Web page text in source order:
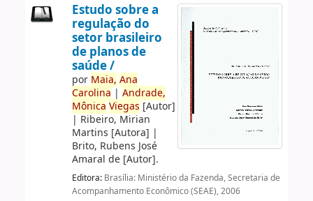
Estudo sobre a
regulação do
setor brasileiro
de planos de
saúde /
por Maia, Ana
Carolina | Andrade,
Mônica Viegas [Autor]
| Ribeiro, Mirian
Martins [Autora] |
Brito, Rubens José
Amaral de[Autor].
Editora: Brasília: Ministério da Fazenda, Secretaria de
Acompanhamento Econômico (SEAE), 2006